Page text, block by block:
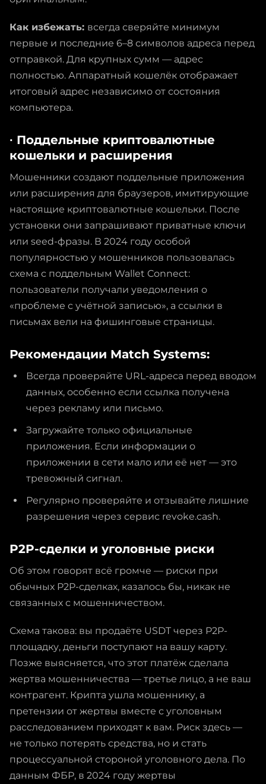
Как избежать: всегда сверяйте минимум
первые и последние 6–8 символов адреса перед
отправкой. Для крупных сумм — адрес
полностью. Аппаратный кошелёк отображает
итоговый адрес независимо от состояния
компьютера.
∙ Поддельные криптовалютные
кошельки и расширения
Мошенники создают поддельные приложения
или расширения для браузеров, имитирующие
настоящие криптовалютные кошельки. После
установки они запрашивают приватные ключи
или seed-фразы. В 2024 году особой
популярностью у мошенников пользовалась
схема с поддельным Wallet Connect:
пользователи получали уведомления о
«проблеме с учётной записью», а ссылки в
письмах вели на фишинговые страницы.
Рекомендации Match Systems:
Всегда проверяйте URL-адреса перед вводом
данных, особенно если ссылка получена
через рекламу или письмо.
Загружайте только официальные
приложения. Если информации о
приложении в сети мало или её нет — это
тревожный сигнал.
Регулярно проверяйте и отзывайте лишние
разрешения через сервис revoke.cash.
P2P-сделки и уголовные риски
Об этом говорят всё громче — риски при
обычных P2P-сделках, казалось бы, никак не
связанных с мошенничеством.
Схема такова: вы продаёте USDT через P2P-
площадку, деньги поступают на вашу карту.
Позже выясняется, что этот платёж сделала
жертва мошенничества — третье лицо, а не ваш
контрагент. Крипта ушла мошеннику, а
претензии от жертвы вместе с уголовным
расследованием приходят к вам. Риск здесь —
не только потерять средства, но и стать
процессуальной стороной уголовного дела. По
данным ФБР, в 2024 году жертвы